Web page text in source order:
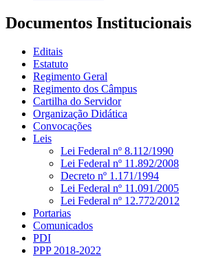
Documentos Institucionais
Editais
Estatuto
Regimento Geral
Regimento dos Câmpus
Cartilha do Servidor
Organização Didática
Convocações
Leis
Lei Federal nº 8.112/1990
Lei Federal nº 11.892/2008
Decreto nº 1.171/1994
Lei Federal nº 11.091/2005
Lei Federal nº 12.772/2012
Portarias
Comunicados
PDI
PPP 2018-2022